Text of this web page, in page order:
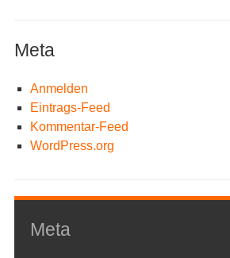
Meta
Anmelden
Eintrags-Feed
Kommentar-Feed
WordPress.org
Meta